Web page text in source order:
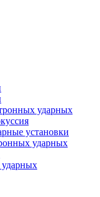
ударных
установки
ударных